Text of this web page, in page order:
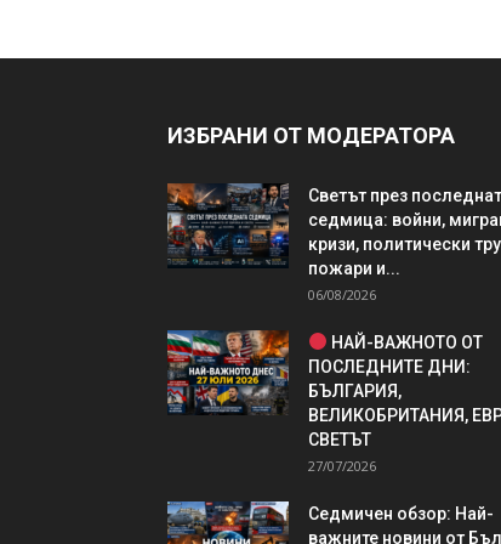
ИЗБРАНИ ОТ МОДЕРАТОРА
Светът през
седмица: войни,
кризи, политически
пожари и...
06/08/2026
НАЙ-ВАЖНОТО ОТ
ПОСЛЕДНИТЕ ДНИ:
БЪЛГАРИЯ,
ВЕЛИКОБРИТАНИЯ,
СВЕТЪТ
27/07/2026
Седмичен обзор: Най-
важните новини от